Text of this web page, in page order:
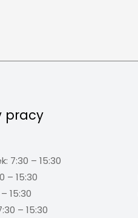
pracy
7:30 – 15:30
– 15:30
15:30
– 15:30